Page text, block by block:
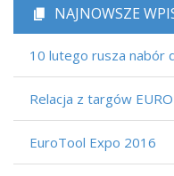
NAJNOWSZE
10 lutego rusza nabór
Relacja z targów
EuroTool Expo 2016